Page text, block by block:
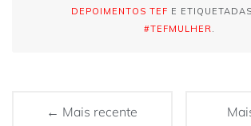
DEPOIMENTOS TEF E
#TEFMULHER.
← Mais recente